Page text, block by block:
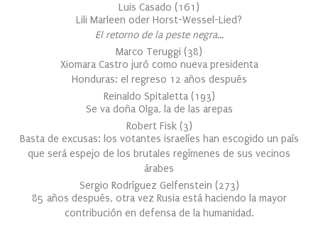
Luis Casado (161 )
Lili Marleen oder Horst-Wessel-Lied?
El retorno de la peste negra…
Marco Teruggi (38)
Xiomara Castro juró como nueva presidenta
Honduras: el regreso 12 años después
Reinaldo Spitaletta (193)
Se va doña Olga, la de las arepas
Robert Fisk (3)
Basta de excusas: los votantes israelíes han escogido un país
que será espejo de los brutales regímenes de sus vecinos
árabes
Sergio Rodríguez Gelfenstein (273)
85 años después, otra vez Rusia está haciendo la mayor
contribución en defensa de la humanidad.